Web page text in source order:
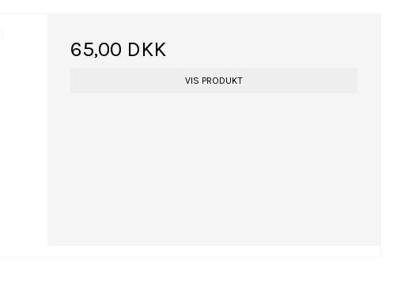
65,00 DKK
VIS PRODUKT